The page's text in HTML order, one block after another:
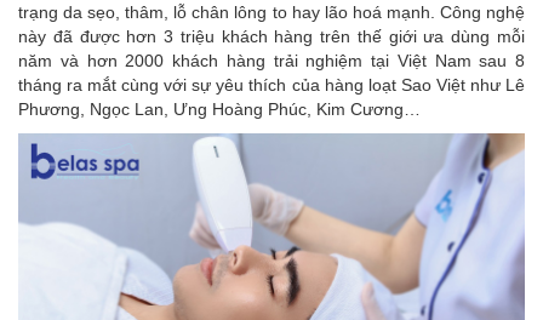
trạng da sẹo, thâm, lỗ chân lông to hay lão hoá mạnh. Công nghệ
này đã được hơn 3 triệu khách hàng trên thế giới ưa dùng mỗi
năm và hơn 2000 khách hàng trải nghiệm tại Việt Nam sau 8
tháng ra mắt cùng với sự yêu thích của hàng loạt Sao Việt như Lê
Phương, Ngọc Lan, Ưng Hoàng Phúc, Kim Cương…